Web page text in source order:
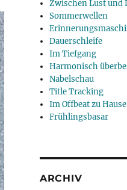
Zwischen Lust und
Sommerwellen
Dauerschleife
Im Tiefgang
Harmonisch
Nabelschau
Title Tracking
Im Offbeat zu Hause
Frühlingsbasar
ARCHIV